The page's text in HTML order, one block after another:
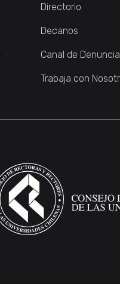
Directorio
Decanos
Canal de
Trabaja con